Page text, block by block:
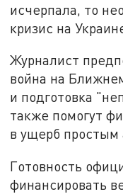
исчерпала, то
кризис на
Журналист
война на
и подготовка
также помогут
в ущерб простым
Готовность
финансировать